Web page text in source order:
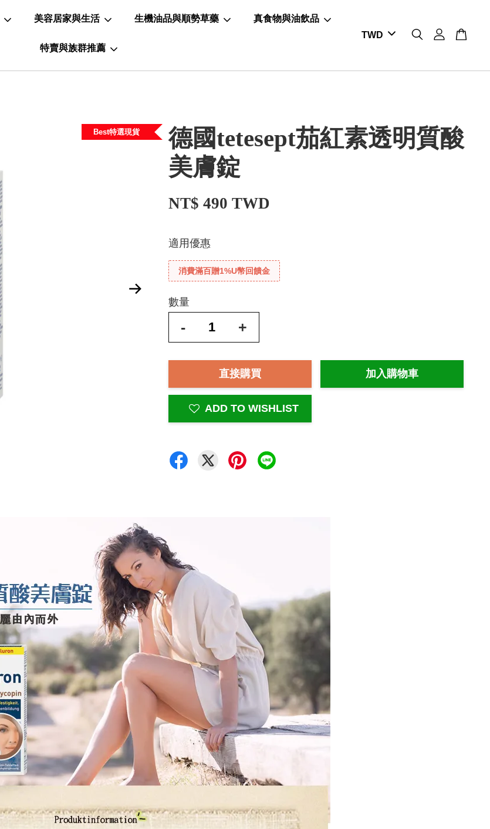
美容居家與生活 生機油品與順勢草藥 真食物與油飲品
特賣與族群推薦
Best特選現貨
德國tetesept茄紅素透明質酸
美膚錠
NT$ 490 TWD
適用優惠
消費滿百贈1%U幣回饋金
數量
- +
直接購買 加入購物車
ADD TO WISHLIST